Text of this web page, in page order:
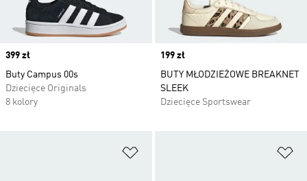
Price
399 zł
Buty Campus 00s
Dziecięce Originals
8 kolory
Price
199 zł
BUTY MŁODZIEŻOWE BREAKNET
SLEEK
Dziecięce Sportswear